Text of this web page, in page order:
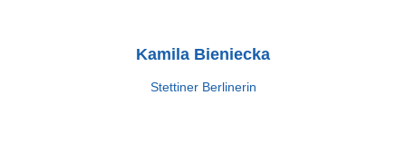
Kamila Bieniecka
Stettiner Berlinerin